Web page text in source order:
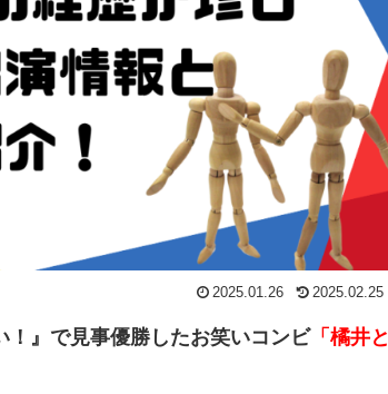
2025.01.26 2025.02.25
』で見事優勝したお笑いコンビ「橘井と